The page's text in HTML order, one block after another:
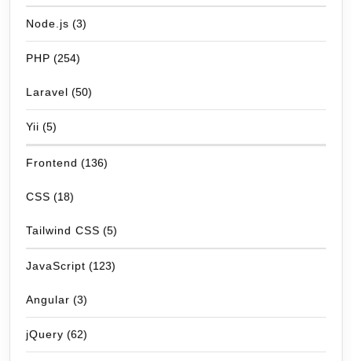
Node.js (3)
PHP (254)
Laravel (50)
Yii (5)
Frontend (136)
CSS (18)
Tailwind CSS (5)
JavaScript (123)
Angular (3)
jQuery (62)